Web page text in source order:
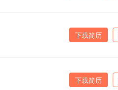
下载简历
下载简历